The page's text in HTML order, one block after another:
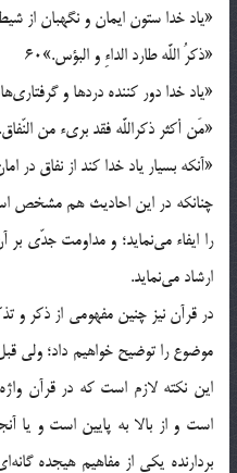
«ياد خدا ستون ايمان و نگهبان از
«ذكرُ اللَّه طارد الداءِ و البؤس.»60
«ياد خدا دور كننده دردها و
«مَن أكثر ذكراللَّه فقد برى‌ء من
«آنكه بسيار ياد خدا كند از نفاق در
چنانكه در اين احاديث هم مشخص
را ايفاء مى‌نمايد؛ و مداومت جدّى
ارشاد مى‌نمايد.
در قرآن نيز چنين مفهومى از ذكر و
موضوع را توضيح خواهيم داد؛ ولى
اين نكته لازم است كه در قرآن
است و از بالا به پايين است و يا
بردارنده يكى از مفاهيم هيجده